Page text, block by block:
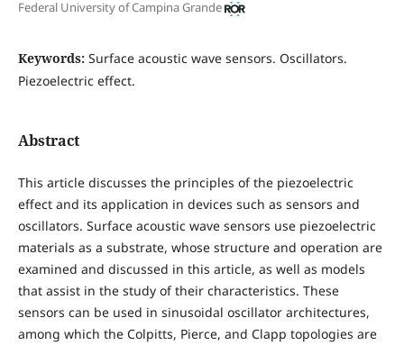
Federal University of Campina Grande
Keywords: Surface acoustic wave sensors. Oscillators.
Piezoelectric effect.
Abstract
This article discusses the principles of the piezoelectric
effect and its application in devices such as sensors and
oscillators. Surface acoustic wave sensors use piezoelectric
materials as a substrate, whose structure and operation are
examined and discussed in this article, as well as models
that assist in the study of their characteristics. These
sensors can be used in sinusoidal oscillator architectures,
among which the Colpitts, Pierce, and Clapp topologies are